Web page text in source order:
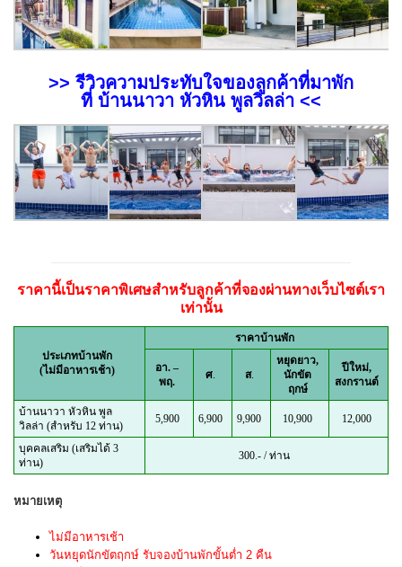
>> รีวิวความประทับใจของลูกค้าที่มาพัก
ที่ บ้านนาวา หัวหิน พูลวิลล่า <<
ราคานี้เป็นราคาพิเศษสำหรับลูกค้าที่จองผ่านทางเว็บไซต์เรา
เท่านั้น
ประเภทบ้านพัก
(ไม่มีอาหารเช้า)
ราคาบ้านพัก
อา. –
พฤ.
ศ. ส.
หยุดยาว,
นักขัต
ฤกษ์
ปีใหม่,
สงกรานต์
บ้านนาวา หัวหิน พูล
วิลล่า (สำหรับ 12 ท่าน)
5,900 6,900 9,900 10,900 12,000
บุคคลเสริม (เสริมได้ 3
ท่าน)
300.- / ท่าน
หมายเหตุ
ไม่มีอาหารเช้า
วันหยุดนักขัตฤกษ์ รับจองบ้านพักขั้นต่ำ 2 คืน